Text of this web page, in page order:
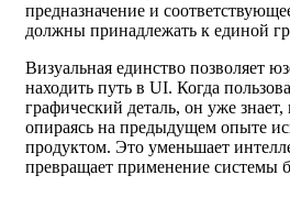
предназначение и
должны принадлежать к единой
Визуальная единство позволяет
находить путь в UI. Когда
графический деталь, он уже
опираясь на предыдущем опыте
продуктом. Это уменьшает
превращает применение системы